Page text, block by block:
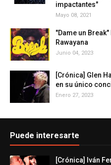
impactantes"
Mayo 08, 2021
"Dame un
Rawayana
Junio 04, 2023
[Crónica] Glen
en su único
Enero 27, 2023
Puede interesarte
[Crónica] Iván